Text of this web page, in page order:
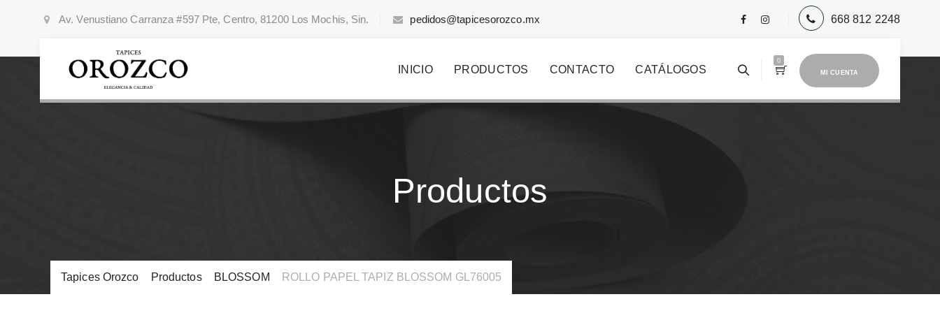
Av. Venustiano Carranza #597 Pte, Centro, 81200 Los Mochis, Sin. pedidos@tapicesorozco.mx 668 812 2248
MI CUENTA
0
INICIO PRODUCTOS CONTACTO CATÁLOGOS
Productos
Tapices Orozco Productos> BLOSSOM ROLLO PAPEL TAPIZ BLOSSOM GL76005